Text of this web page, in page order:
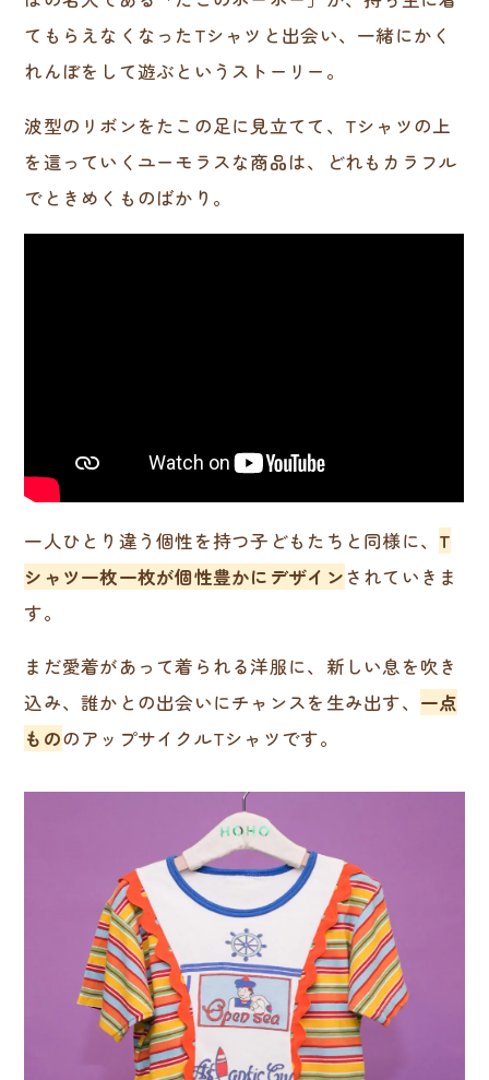
てもらえなくなったTシャツと出会い、一緒にかく
れんぼをして遊ぶというストーリー。
波型のリボンをたこの足に見立てて、Tシャツの上
を這っていくユーモラスな商品は、どれもカラフル
でときめくものばかり。
一人ひとり違う個性を持つ子どもたちと同様に、 T
シャツ一枚一枚が個性豊かにデザインされていきま
す。
まだ愛着があって着られる洋服に、新しい息を吹き
込み、誰かとの出会いにチャンスを生み出す、 一点
もののアップサイクルTシャツです。